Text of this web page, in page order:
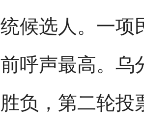
候选人。一
呼声最高。乌
负，第二轮投